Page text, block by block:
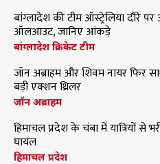
बांग्लादेश की टीम ऑस्ट्रेलिया दौरे
ऑलआउट, जानिए आंकड़े
बांग्लादेश क्रिकेट टीम
जॉन अब्राहम और शिवम नायर फिर
बड़ी एक्शन थ्रिलर
जॉन अब्राहम
हिमाचल प्रदेश के चंबा में यात्रियों से
घायल
हिमाचल प्रदेश